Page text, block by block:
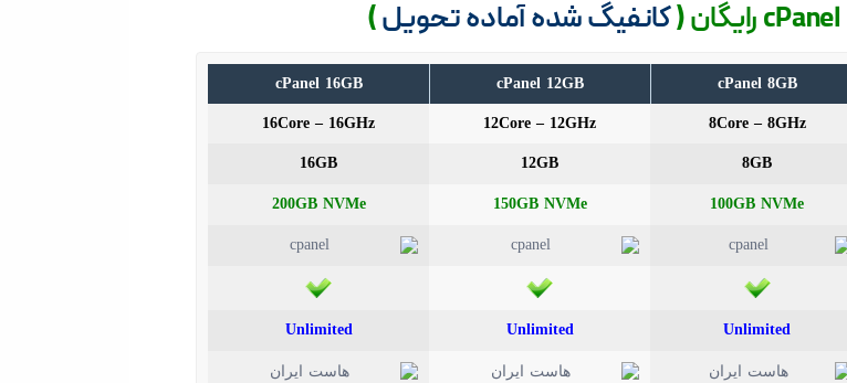
کانفیگ شده آماده تحویل)
cPanel 16GB cPanel 12GB cPanel 8GB
16Core – 16GHz 12Core – 12GHz 8Core – 8GHz
16GB 12GB 8GB
200GB NVMe 150GB NVMe 100GB NVMe
Unlimited Unlimited Unlimited